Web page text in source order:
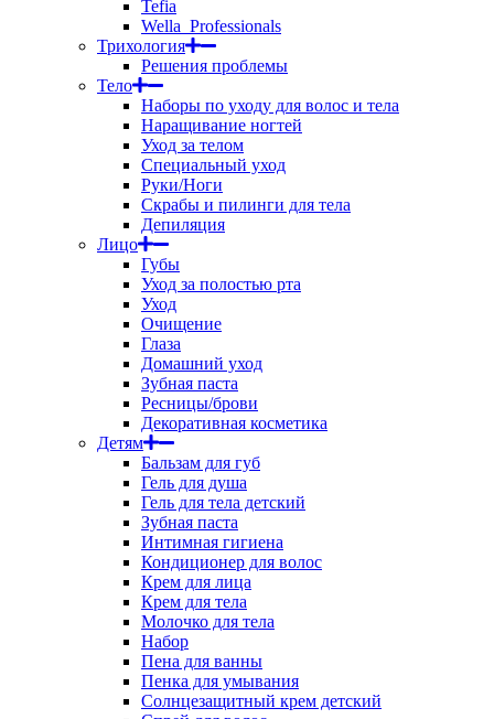
Tefia
Wella_Professionals
Трихология
Решения проблемы
Тело
Наборы по уходу для волос и тела
Наращивание ногтей
Уход за телом
Специальный уход
Руки/Ноги
Скрабы и пилинги для тела
Депиляция
Лицо
Губы
Уход за полостью рта
Уход
Очищение
Глаза
Домашний уход
Зубная паста
Ресницы/брови
Декоративная косметика
Детям
Бальзам для губ
Гель для душа
Гель для тела детский
Зубная паста
Интимная гигиена
Кондиционер для волос
Крем для лица
Крем для тела
Молочко для тела
Набор
Пена для ванны
Пенка для умывания
Солнцезащитный крем детский